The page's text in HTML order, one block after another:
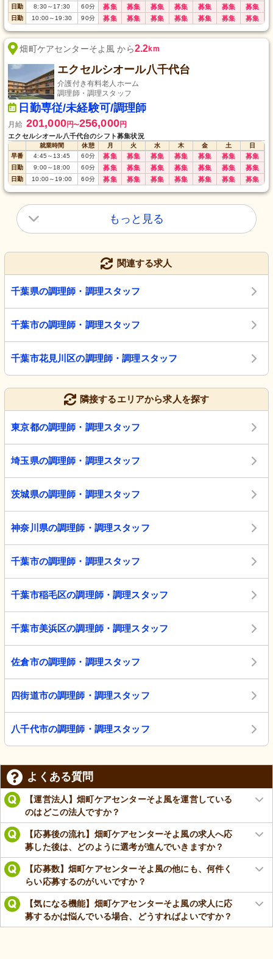
日勤 8:30～17:30 60分 募集 募集 募集 募集 募集 募集 募集
日勤 10:00～19:30 90分 募集 募集 募集 募集 募集 募集 募集
畑町ケアセンターそよ風 から2.2km
エクセルシオール八千代台
介護付き有料老人ホーム
調理師・調理スタッフ
日勤専従/未経験可/調理師
月給 201,000円〜256,000円
エクセルシオール八千代台のシフト募集状況
就業時間 休憩 月 火 水 木 金 土
日
早番
4:45 ～13:45 60分 募集 募集 募集 募集 募集 募集 募集
日勤 9:00～18:00 60分 募集 募集 募集 募集 募集 募集 募集
日勤 10:00～19:00 60分 募集 募集 募集 募集 募集 募集 募集
もっと見る
関連する求人
千葉県の調理師・調理スタッフ
千葉市の調理師・調理スタッフ
千葉市花見川区の調理師・調理スタッフ
隣接するエリアから求人を探す
東京都の調理師・調理スタッフ
埼玉県の調理師・調理スタッフ
茨城県の調理師・調理スタッフ
神奈川県の調理師・調理スタッフ
千葉市の調理師・調理スタッフ
千葉市稲毛区の調理師・調理スタッフ
千葉市美浜区の調理師・調理スタッフ
佐倉市の調理師・調理スタッフ
四街道市の調理師・調理スタッフ
八千代市の調理師・調理スタッフ
よくある質問
【運営法人】畑町ケアセンターそよ風を運営している
のはどこの法人ですか？
【応募後の流れ】畑町ケアセンターそよ風の求人へ応
募した後は、どのように選考が進んでいきますか？
【応募数】畑町ケアセンターそよ風の他にも、何件く
らい応募するのがいいですか？
【気になる機能】畑町ケアセンターそよ風の求人に応
募するかは悩んでいる場合、どうすればよいですか？